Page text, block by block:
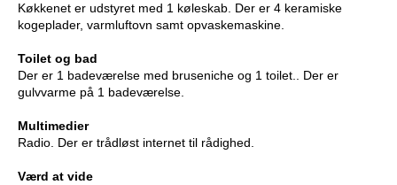
Køkkenet er udstyret med 1 køleskab. Der er 4 keramiske
kogeplader, varmluftovn samt opvaskemaskine.
Toilet og bad
Der er 1 badeværelse med bruseniche og 1 toilet.. Der er
gulvvarme på 1 badeværelse.
Multimedier
Radio. Der er trådløst internet til rådighed.
Værd at vide